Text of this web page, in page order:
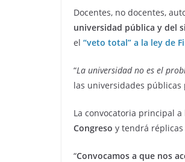
Docentes, no docentes,
universidad pública y del
el “veto total” a la ley de
“La universidad no es el
las universidades
La convocatoria principal
Congreso y tendrá
“Convocamos a que nos